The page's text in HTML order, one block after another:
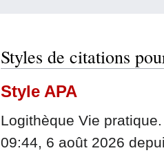
Styles de citations
Style APA
Logithèque Vie
09:44, 6 août 2026